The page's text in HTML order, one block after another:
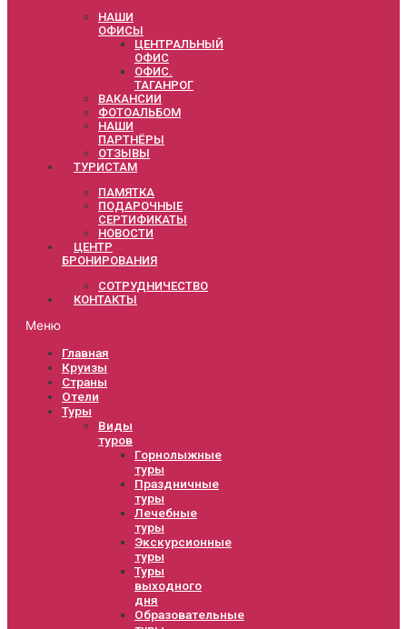
НАШИ
ОФИСЫ
ЦЕНТРАЛЬНЫЙ
ОФИС
ОФИС.
ТАГАНРОГ
ВАКАНСИИ
ФОТОАЛЬБОМ
НАШИ
ПАРТНЁРЫ
ОТЗЫВЫ
ТУРИСТАМ
ПАМЯТКА
ПОДАРОЧНЫЕ
СЕРТИФИКАТЫ
НОВОСТИ
ЦЕНТР
БРОНИРОВАНИЯ
СОТРУДНИЧЕСТВО
КОНТАКТЫ
Меню
Главная
Круизы
Страны
Отели
Туры
Виды
туров
Горнолыжные
туры
Праздничные
туры
Лечебные
туры
Экскурсионные
туры
Туры
выходного
дня
Образовательные